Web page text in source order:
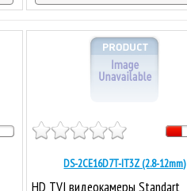
DS-2CE16D7T-IT3Z (2.8-12mm)
HD TVI видеокамеры Standart